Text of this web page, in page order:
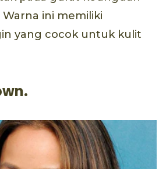
ini memiliki
yang cocok untuk kulit